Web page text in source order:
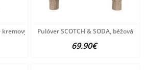
Pulóver SCOTCH & SODA, béžová
69.90€